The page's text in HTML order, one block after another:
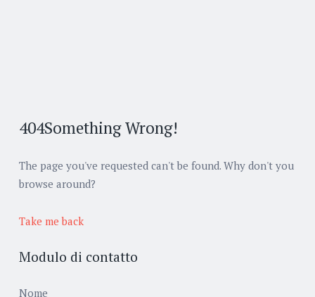
404Something Wrong!
The page you've requested can't be found. Why don't you
browse around?
Take me back
Modulo di contatto
Nome